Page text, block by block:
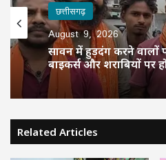
छत्तीसगढ़
August 9, 2026
सावन में हुड़दंग करने वालों
बाइकर्स और शराबियों पर
Related Articles